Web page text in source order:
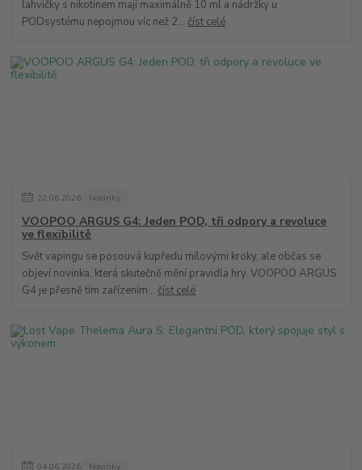
lahvičky s nikotinem mají maximálně 10 ml a nádržky u
PODsystému nepojmou víc než 2... číst celé
22.06.2026 Novinky
VOOPOO ARGUS G4: Jeden POD, tři odpory a revoluce
ve flexibilitě
Svět vapingu se posouvá kupředu mílovými kroky, ale občas se
objeví novinka, která skutečně mění pravidla hry. VOOPOO ARGUS
G4 je přesně tím zařízením... číst celé
04.06.2026 Novinky